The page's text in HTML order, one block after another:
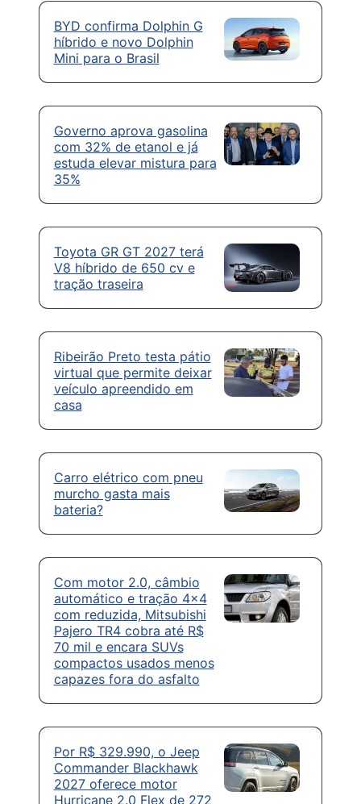
BYD confirma Dolphin G
híbrido e novo Dolphin
Mini para o Brasil
Governo aprova gasolina
com 32% de etanol e já
estuda elevar mistura para
35%
Toyota GR GT 2027 terá
V8 híbrido de 650 cv e
tração traseira
Ribeirão Preto testa pátio
virtual que permite deixar
veículo apreendido em
casa
Carro elétrico com pneu
murcho gasta mais
bateria?
Com motor 2.0, câmbio
automático e tração 4×4
com reduzida, Mitsubishi
Pajero TR4 cobra até R$
70 mil e encara SUVs
compactos usados menos
capazes fora do asfalto
Por R$ 329.990, o Jeep
Commander Blackhawk
2027 oferece motor
Hurricane 2.0 Flex de 272